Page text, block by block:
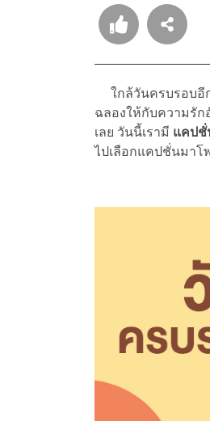
ใกล้วันครบรอบอี
ฉลองให้กับความรัก
เลย วันนี้เรามี แคปชั่
ไปเลือกแคปชั่นมาโ